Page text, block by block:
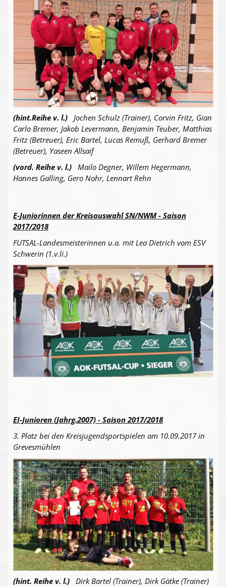
(hint.Reihe v. l.) Jochen Schulz (Trainer), Corvin Fritz, Gian
Carlo Bremer, Jakob Levermann, Benjamin Teuber, Matthias
Fritz (Betreuer), Eric Bartel, Lucas Remuß, Gerhard Bremer
(Betreuer), Yaseen Allsaif
(vord. Reihe v. l.) Mailo Degner, Willem Hegermann,
Hannes Galling, Gero Nohr, Lennart Rehn
E-Juniorinnen der Kreisauswahl SN/NWM - Saison
2017/2018
FUTSAL-Landesmeisterinnen u.a. mit Lea Dietrich vom ESV
Schwerin (1.v.li.)
EI-Junioren (Jahrg.2007) - Saison 2017/2018
3. Platz bei den Kreisjugendsportspielen am 10.09.2017 in
Grevesmühlen
(hint. Reihe v. l.) Dirk Bartel (Trainer), Dirk Gätke (Trainer)